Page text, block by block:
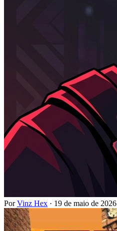
PorVinz Hex · 19 de maio de 2026